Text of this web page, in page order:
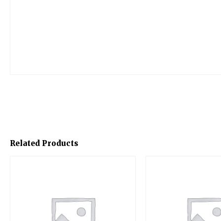
Related Products